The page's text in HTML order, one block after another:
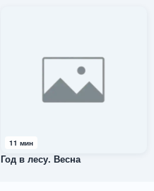
11 мин
Год в лесу. Весна